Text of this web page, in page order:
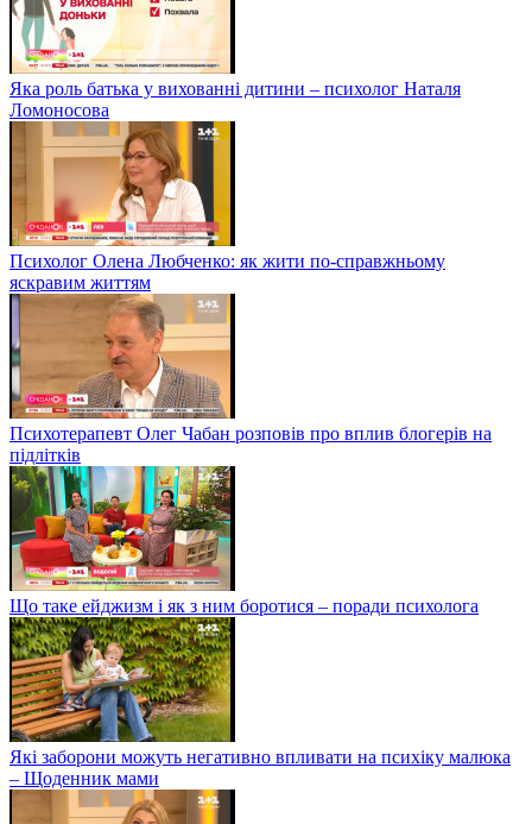
Яка роль батька у вихованні дитини – психолог Наталя
Ломоносова
Психолог Олена Любченко: як жити по-справжньому
яскравим життям
Психотерапевт Олег Чабан розповів про вплив блогерів на
підлітків
Що таке ейджизм і як з ним боротися – поради психолога
Які заборони можуть негативно впливати на психіку малюка
– Щоденник мами